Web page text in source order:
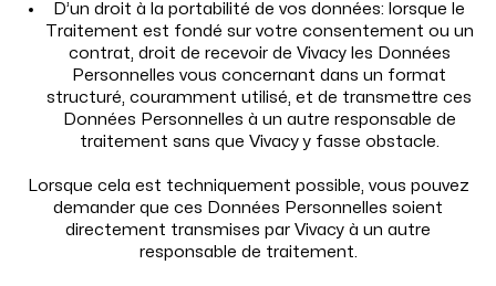
D’un droit à la portabilité de vos données: lorsque le
Traitement est fondé sur votre consentement ou un
contrat, droit de recevoir de Vivacy les Données
Personnelles vous concernant dans un format
structuré, couramment utilisé, et de transmettre ces
Données Personnelles à un autre responsable de
traitement sans que Vivacy y fasse obstacle.
Lorsque cela est techniquement possible, vous pouvez
demander que ces Données Personnelles soient
directement transmises par Vivacy à un autre
responsable de traitement.
DESIRIAL®
Osez consulter
Confort intime
CONTACT
Notre expertise
FAQ